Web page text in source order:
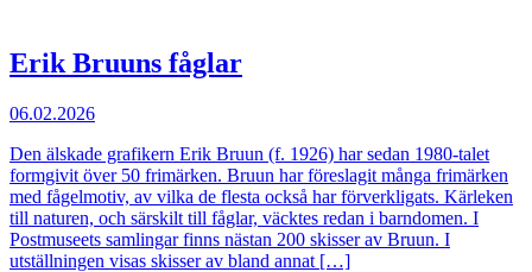
Erik Bruuns fåglar
06.02.2026
Den älskade grafikern Erik Bruun (f. 1926) har sedan 1980-talet
formgivit över 50 frimärken. Bruun har föreslagit många frimärken
med fågelmotiv, av vilka de flesta också har förverkligats. Kärleken
till naturen, och särskilt till fåglar, väcktes redan i barndomen. I
Postmuseets samlingar finns nästan 200 skisser av Bruun. I
utställningen visas skisser av bland annat […]